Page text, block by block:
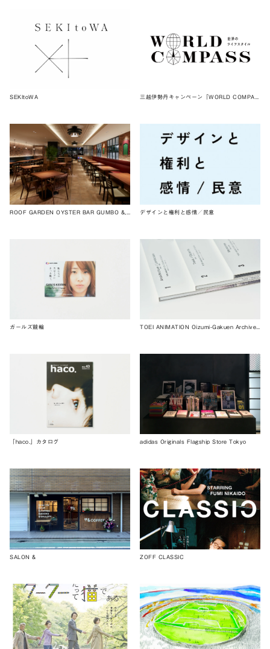
SEKItoWA
デザインと権利と感情／民意
ガールズ競輪
「haco.」カタログ adidas Originals Flagship Store Tokyo
SALON & ZOFF CLASSIC